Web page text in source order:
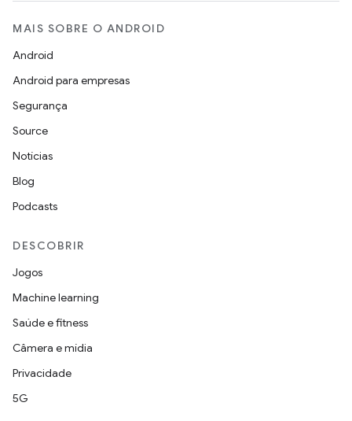
MAIS SOBRE O ANDROID
Android
Android para empresas
Segurança
Source
Notícias
Blog
Podcasts
DESCOBRIR
Jogos
Machine learning
Saúde e fitness
Câmera e mídia
Privacidade
5G